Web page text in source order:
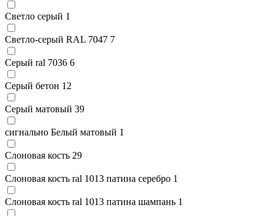
Светло серый 1
Светло-серый RAL 7047 7
Серый ral 7036 6
Серый бетон 12
Серый матовый 39
сигнально Белый матовый 1
Слоновая кость 29
Слоновая кость ral 1013 патина серебро 1
Слоновая кость ral 1013 патина шампань 1